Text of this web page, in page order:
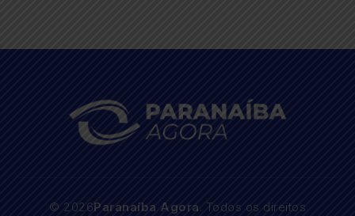
© 2026Paranaíba Agora. Todos os direitos